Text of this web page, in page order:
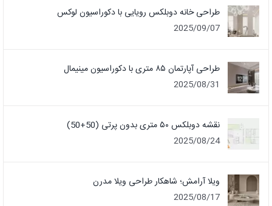
طراحی خانه دوبلکس رویایی با دکوراسیون لوکس
2025/09/07
طراحی آپارتمان ۸۵ متری با دکوراسیون مینیمال
2025/08/31
نقشه دوبلکس ۵۰ متری بدون پرتی (50+50)
2025/08/24
ویلا آرامش؛ شاهکار طراحی ویلا مدرن
2025/08/17